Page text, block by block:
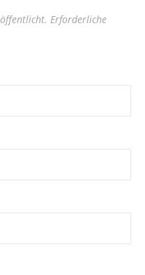
Erforderliche